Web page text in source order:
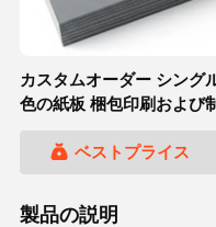
カスタムオーダー シング
色の紙板 梱包印刷および
ベストプライス
製品の説明